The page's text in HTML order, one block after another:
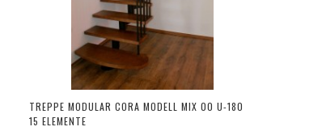
TREPPE MODULAR CORA MODELL MIX 00 U-180
15 ELEMENTE